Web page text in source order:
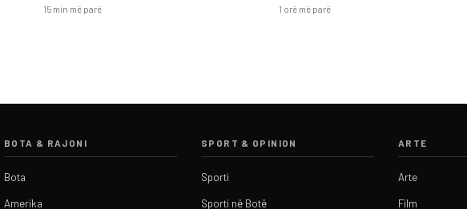
15 min më parë 1 orë më parë
BOTA & RAJONI
Bota
Amerika
SPORT & OPINION
Sporti
Sporti në Botë
ARTE
Arte
Film